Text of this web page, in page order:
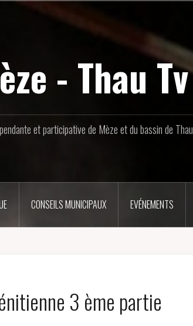
- Thau Tv
et participative de Mèze et du bassin de Thau
CONSEILS MUNICIPAUX EVÉNEMENTS
3 ème partie